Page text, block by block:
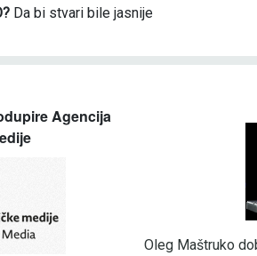
Da bi stvari bile jasnije
Agencija
Oleg Maštruko